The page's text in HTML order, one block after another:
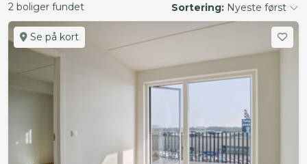
2 boliger fundet Sortering: Nyeste først
Se på kort